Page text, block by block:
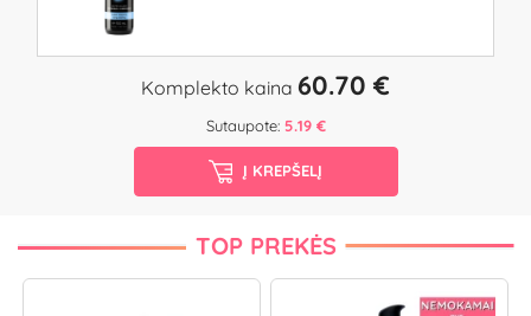
Komplekto kaina 60.70 €
Sutaupote: 5.19 €
Į KREPŠELĮ
TOP PREKĖS